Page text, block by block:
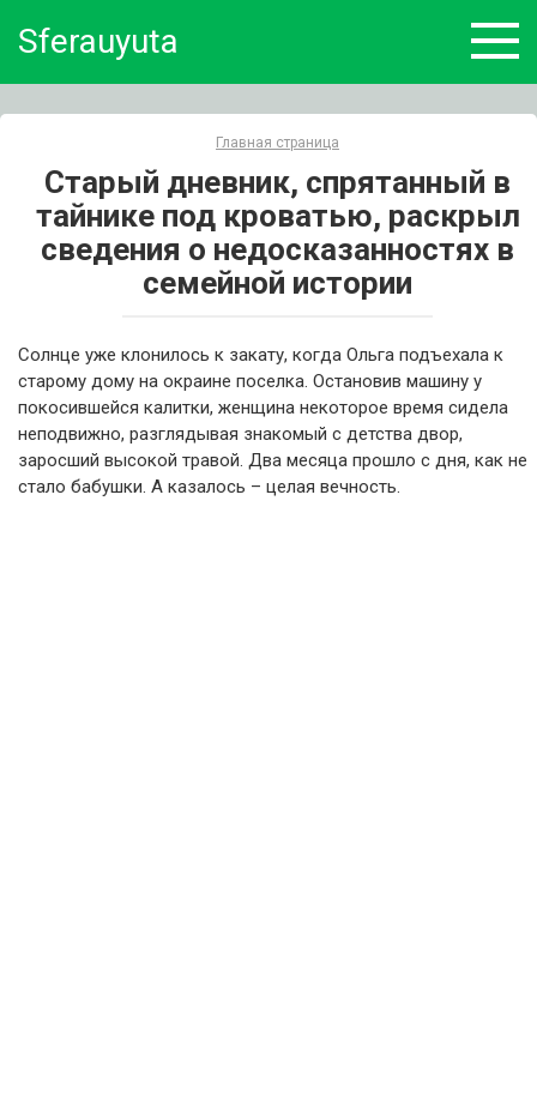
Sferauyuta
Главная страница
Старый дневник, спрятанный в
тайнике под кроватью, раскрыл
сведения о недосказанностях в
семейной истории
Солнце уже клонилось к закату, когда Ольга подъехала к
старому дому на окраине поселка. Остановив машину у
покосившейся калитки, женщина некоторое время сидела
неподвижно, разглядывая знакомый с детства двор,
заросший высокой травой. Два месяца прошло с дня, как не
стало бабушки. А казалось – целая вечность.